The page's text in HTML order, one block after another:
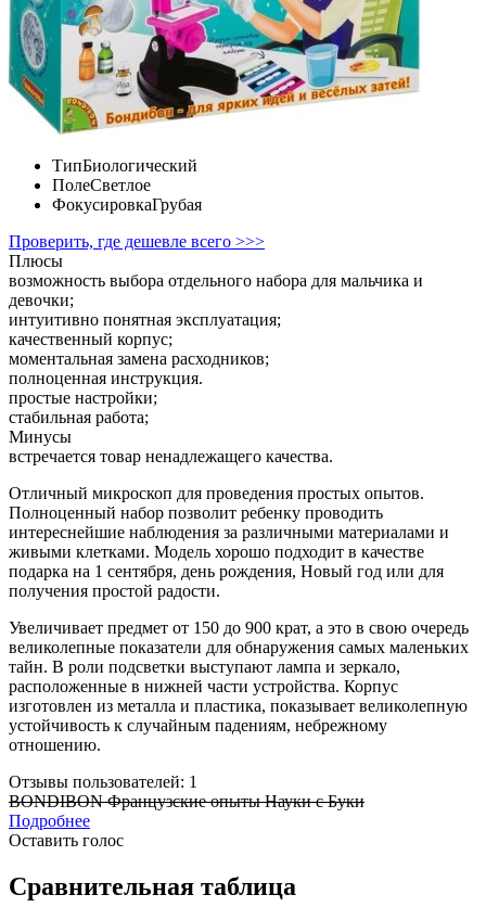
ТипБиологический
ПолеСветлое
ФокусировкаГрубая
Проверить, где дешевле всего >>>
Плюсы
возможность выбора отдельного набора для мальчика и
девочки;
интуитивно понятная эксплуатация;
качественный корпус;
моментальная замена расходников;
полноценная инструкция.
простые настройки;
стабильная работа;
Минусы
встречается товар ненадлежащего качества.
Отличный микроскоп для проведения простых опытов.
Полноценный набор позволит ребенку проводить
интереснейшие наблюдения за различными материалами и
живыми клетками. Модель хорошо подходит в качестве
подарка на 1 сентября, день рождения, Новый год или для
получения простой радости.
Увеличивает предмет от 150 до 900 крат, а это в свою очередь
великолепные показатели для обнаружения самых маленьких
тайн. В роли подсветки выступают лампа и зеркало,
расположенные в нижней части устройства. Корпус
изготовлен из металла и пластика, показывает великолепную
устойчивость к случайным падениям, небрежному
отношению.
Отзывы пользователей: 1
BONDIBON Французские опыты Науки с Буки
Подробнее
Оставить голос
Сравнительная таблица